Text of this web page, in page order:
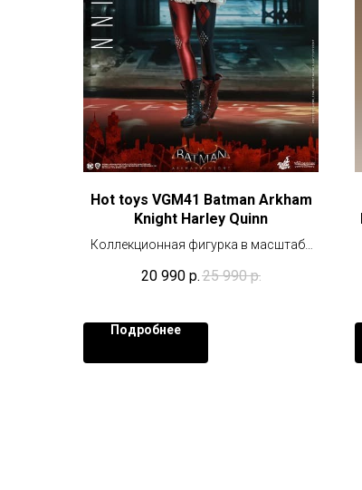
Hot toys VGM41 Batman Arkham
Knight Harley Quinn
Коллекционная фигурка в масштабе
20 990 р.25 990 р.
Подробнее